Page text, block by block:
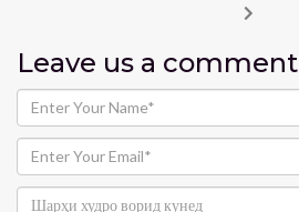
Leave us a comment